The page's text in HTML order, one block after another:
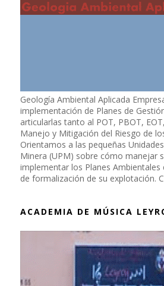
Geología Ambiental Aplicada
implementación de Planes de
articularlas tanto al POT, PBOT,
Manejo y Mitigación del Riesgo de
Orientamos a las pequeñas
Minera (UPM) sobre cómo manejar
implementar los Planes Ambientales
de formalización de su explotación.
ACADEMIA DE MÚSICA